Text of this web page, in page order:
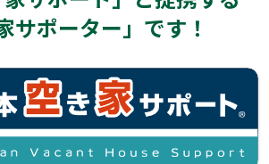
サポーター」です！